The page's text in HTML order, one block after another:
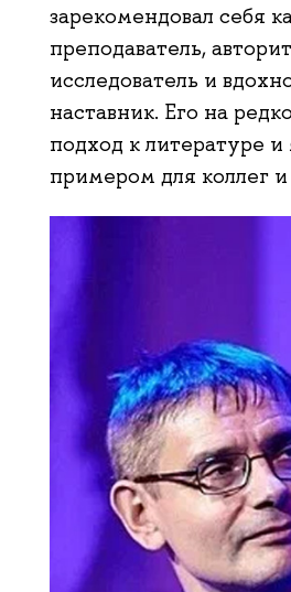
зарекомендовал себя
преподаватель,
исследователь и
наставник. Его на
подход к литературе
примером для коллег